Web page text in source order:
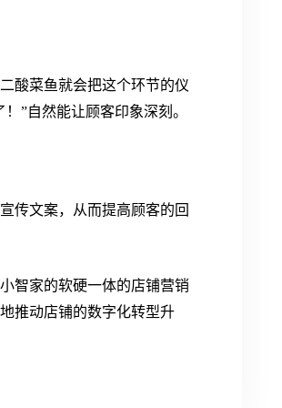
酸菜鱼就会把这个环节的仪
”自然能让顾客印象深刻。
传文案，从而提高顾客的回
智家的软硬一体的店铺营销
推动店铺的数字化转型升